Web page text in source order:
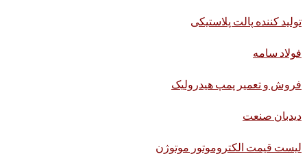
تولید کننده پالت پلاستیکی
فولاد سامه
فروش و تعمیر پمپ هیدرولیک
دیدبان صنعت
لیست قیمت الکتروموتور موتوژن